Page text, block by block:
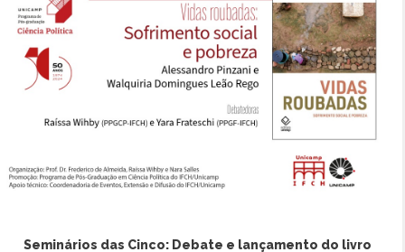
Seminários das Cinco: Debate e lançamento do livro